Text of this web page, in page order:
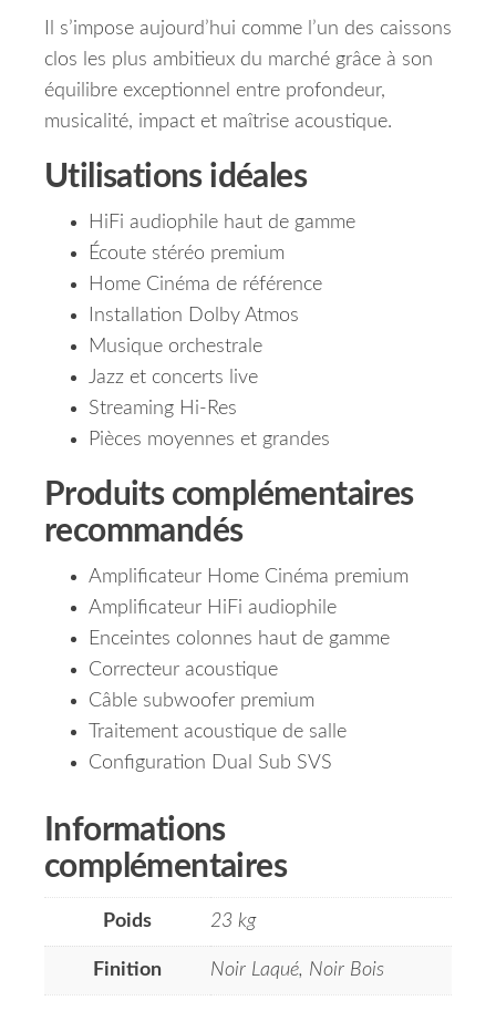
Il s’impose aujourd’hui comme l’un des caissons
clos les plus ambitieux du marché grâce à son
équilibre exceptionnel entre profondeur,
musicalité, impact et maîtrise acoustique.
Utilisations idéales
HiFi audiophile haut de gamme
Écoute stéréo premium
Home Cinéma de référence
Installation Dolby Atmos
Musique orchestrale
Jazz et concerts live
Streaming Hi-Res
Pièces moyennes et grandes
Produits complémentaires
recommandés
Amplificateur Home Cinéma premium
Amplificateur HiFi audiophile
Enceintes colonnes haut de gamme
Correcteur acoustique
Câble subwoofer premium
Traitement acoustique de salle
Configuration Dual Sub SVS
Informations
complémentaires
Poids 23 kg
Finition Noir Laqué, Noir Bois